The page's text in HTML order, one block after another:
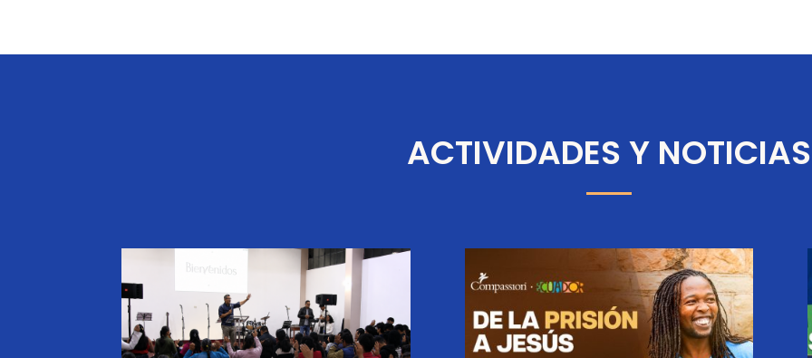
ACTIVIDADES Y NOTICIAS